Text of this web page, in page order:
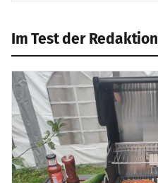
Im Test der Redaktion